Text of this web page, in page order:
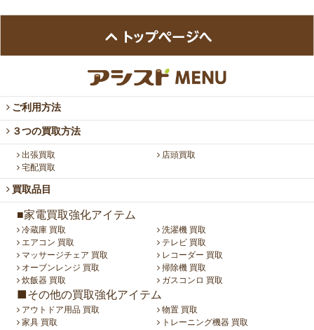
ご利用方法
３つの買取方法
出張買取
店頭買取
宅配買取
買取品目
■家電買取強化アイテム
冷蔵庫 買取
洗濯機 買取
エアコン 買取
テレビ 買取
マッサージチェア 買取
レコーダー 買取
オーブンレンジ 買取
掃除機 買取
炊飯器 買取
ガスコンロ 買取
■その他の買取強化アイテム
アウトドア用品 買取
物置 買取
家具 買取
トレーニング機器 買取